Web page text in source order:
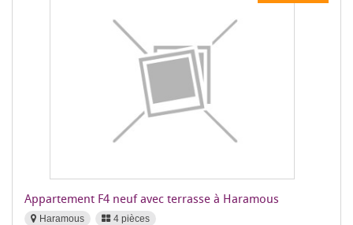
Appartement F4 neuf avec terrasse à Haramous
Haramous 4 pièces